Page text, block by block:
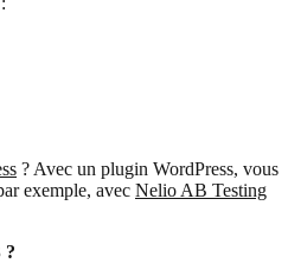
? Avec un plugin WordPress, vous
exemple, avec Nelio AB Testing
?